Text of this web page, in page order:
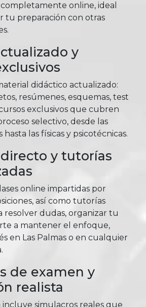
online, ideal
tu preparación con otras
y
didáctico actualizado:
resúmenes, esquemas, test
exclusivos que cubren
selectivo, desde las
las físicas y psicotécnicas.
directo y tutorías
online impartidas por
así como tutorías
resolver dudas, organizar tu
a mantener el enfoque,
en Las Palmas o en cualquier
de examen y
realista
incluye simulacros reales que